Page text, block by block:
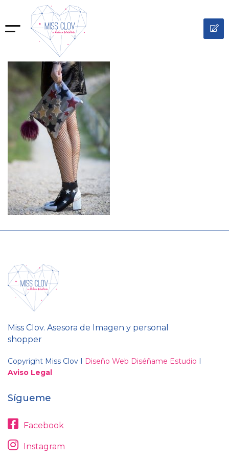
Miss Clov. Asesora de Imagen y personal
shopper
Copyright Miss Clov I Diseño Web Diséñame Estudio I
Aviso Legal
Sígueme
Facebook
Instagram